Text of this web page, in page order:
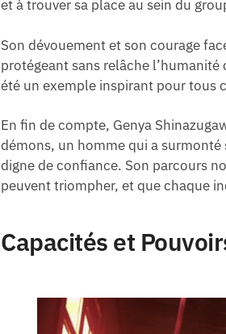
et à trouver sa place au sein du
Son dévouement et son courage
protégeant sans relâche
été un exemple inspirant pour tous
En fin de compte, Genya
démons, un homme qui a
digne de confiance. Son parcours
peuvent triompher, et que chaque
Capacités et